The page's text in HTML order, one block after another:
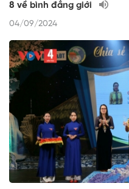
8 về bình đẳng giới
04/09/2024